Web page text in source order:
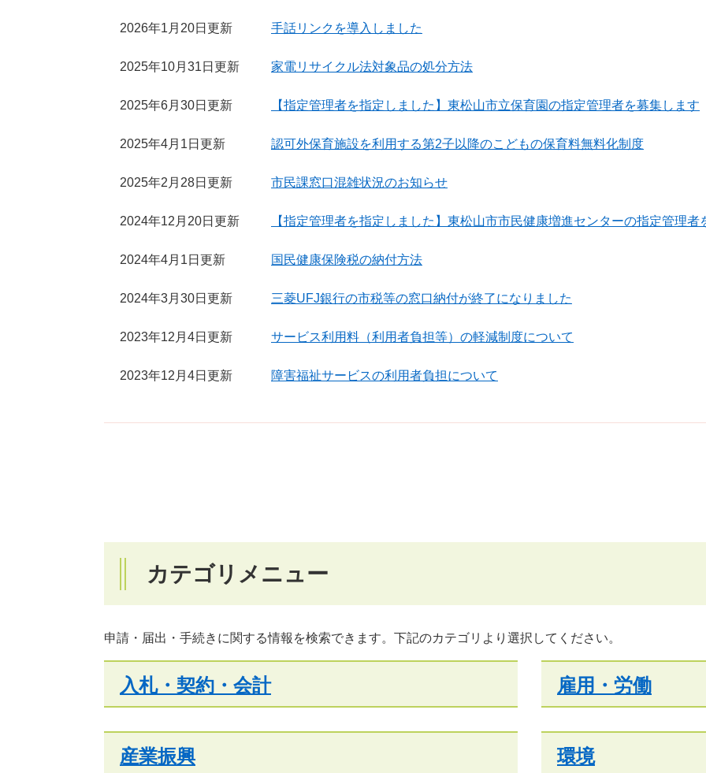
2026年1月20日更新 手話リンクを導入しました
2025年10月31日更新 家電リサイクル法対象品の処分方法
2025年6月30日更新 【指定管理者を指定しました】東松山市立保育園の指定管理者を募集します
2025年4月1日更新 認可外保育施設を利用する第2子以降のこどもの保育料無料化制度
2025年2月28日更新 市民課窓口混雑状況のお知らせ
2024年12月20日更新 【指定管理者を指定しました】東松山市市民健康増進センターの指定管理者
2024年4月1日更新 国民健康保険税の納付方法
2024年3月30日更新 三菱UFJ銀行の市税等の窓口納付が終了になりました
2023年12月4日更新 サービス利用料（利用者負担等）の軽減制度について
2023年12月4日更新 障害福祉サービスの利用者負担について
カテゴリメニュー
申請・届出・手続きに関する情報を検索できます。下記のカテゴリより選択してください。
入札・契約・会計 雇用・労働
産業振興 環境